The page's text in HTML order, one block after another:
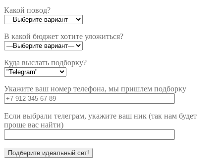
Какой повод?
В какой бюджет хотите уложиться?
Куда выслать подборку?
Укажите ваш номер телефона, мы пришлем подборку
Если выбрали телеграм, укажите ваш ник (так нам будет
проще вас найти)